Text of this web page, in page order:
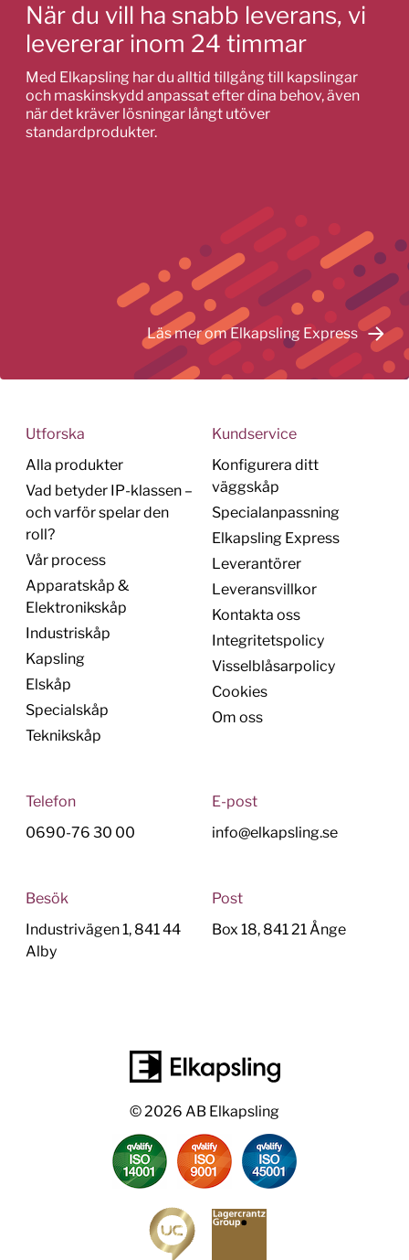
När du vill ha snabb leverans, vi
levererar inom 24 timmar
Med Elkapsling har du alltid tillgång till kapslingar
och maskinskydd anpassat efter dina behov, även
när det kräver lösningar långt utöver
standardprodukter.
Läs mer om Elkapsling Express
Utforska
Alla produkter
Vad betyder IP-klassen –
och varför spelar den
roll?
Vår process
Apparatskåp &
Elektronikskåp
Industriskåp
Kapsling
Elskåp
Specialskåp
Teknikskåp
Kundservice
Konfigurera ditt
väggskåp
Specialanpassning
Elkapsling Express
Leverantörer
Leveransvillkor
Kontakta oss
Integritetspolicy
Visselblåsarpolicy
Cookies
Om oss
Telefon
0690-76 30 00
E-post
info@elkapsling.se
Besök
Industrivägen 1, 841 44
Alby
Post
Box 18, 841 21 Ånge
© 2026 AB Elkapsling